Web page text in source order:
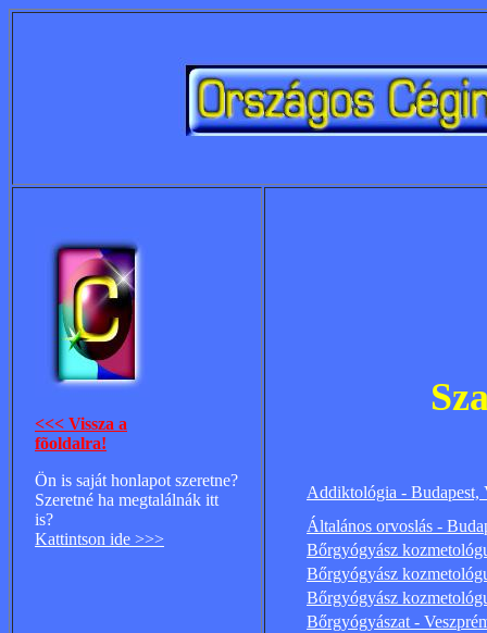
<<< Vissza a
fõoldalra!
Ön is saját honlapot szeretne?
Szeretné ha megtalálnák itt
is?
Kattintson ide >>>
Addiktológia - Budapest,
Általános orvoslás -
Bőrgyógyász
Bőrgyógyász
Bőrgyógyász
Bőrgyógyászat -